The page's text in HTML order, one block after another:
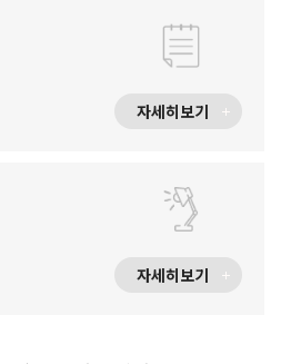
자세히보기
자세히보기